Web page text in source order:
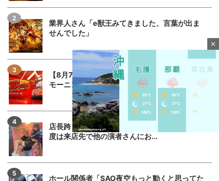
業界人さん「e獣王みてきました、言葉が出ま
せんでした」
【8月7日】ZENT555がキングハナハナ全台に
モーニングを仕込む←さ...
店長跨り画像で話題になった女性演者さん、今
度は来店先で他の演者さんにお...
ホール関係者「SAO夜空もっと動くと思ってた
close
t